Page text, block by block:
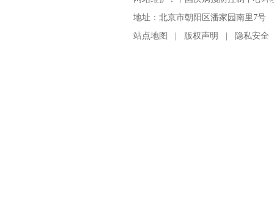
地址：北京市朝阳区潘家园南里7号
站点地图
版权声明 隐私安全